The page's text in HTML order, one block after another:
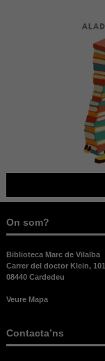
On som?
Biblioteca Marc de Vilalba
Carrer del doctor Klein, 101
08440 Cardedeu
Veure Mapa
Contacta’ns